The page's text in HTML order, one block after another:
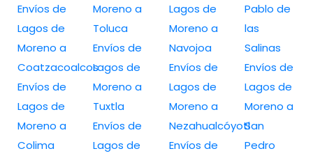
Envíos de
Lagos de
Moreno a
Coatzacoalcos
Envíos de
Lagos de
Moreno a
Colima
Moreno a
Toluca
Envíos de
Lagos de
Moreno a
Tuxtla
Envíos de
Lagos de
Lagos de
Moreno a
Navojoa
Envíos de
Lagos de
Moreno a
Nezahualcóyotl
Envíos de
Pablo de
las
Salinas
Envíos de
Lagos de
Moreno a
San
Pedro